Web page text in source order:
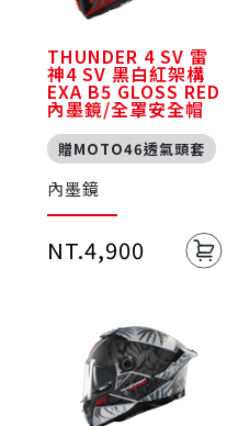
THUNDER 4 SV 雷
神4 SV 黑白紅架構
EXA B5 GLOSS RED
內墨鏡/全罩安全帽
贈MOTO46透氣頭套
內墨鏡
NT.4,900